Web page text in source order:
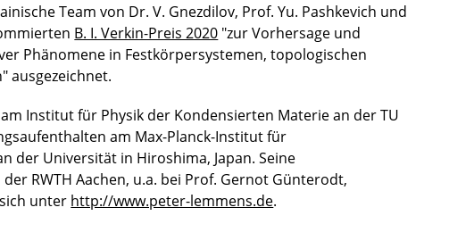
Team von Dr. V. Gnezdilov, Prof. Yu. Pashkevich und
B. I. Verkin-Preis 2020 "zur Vorhersage und
Phänomene in Festkörpersystemen, topologischen
ausgezeichnet.
Institut für Physik der Kondensierten Materie an der TU
am Max-Planck-Institut für
der Universität in Hiroshima, Japan. Seine
RWTH Aachen, u.a. bei Prof. Gernot Günterodt,
unter http://www.peter-lemmens.de.